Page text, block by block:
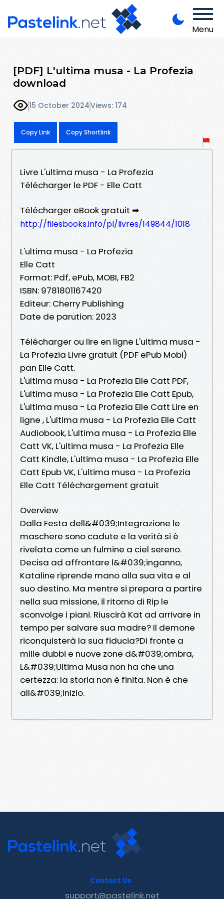
Menu
[PDF] L'ultima musa - La Profezia
download
15 October 2024Views: 174
Copy Link Copy Shortlink
Livre L'ultima musa - La Profezia
Télécharger le PDF - Elle Catt
Télécharger eBook gratuit ➡
http://filesbooks.info/pl/livres/149844/1018
L'ultima musa - La Profezia
Elle Catt
Format: Pdf, ePub, MOBI, FB2
ISBN: 9781801167420
Editeur: Cherry Publishing
Date de parution: 2023
Télécharger ou lire en ligne L'ultima musa -
La Profezia Livre gratuit (PDF ePub Mobi)
pan Elle Catt.
L'ultima musa - La Profezia Elle Catt PDF,
L'ultima musa - La Profezia Elle Catt Epub,
L'ultima musa - La Profezia Elle Catt Lire en
ligne , L'ultima musa - La Profezia Elle Catt
Audiobook, L'ultima musa - La Profezia Elle
Catt VK, L'ultima musa - La Profezia Elle
Catt Kindle, L'ultima musa - La Profezia Elle
Catt Epub VK, L'ultima musa - La Profezia
Elle Catt Téléchargement gratuit
Overview
Dalla Festa dell&#039;Integrazione le
maschere sono cadute e la verità si è
rivelata come un fulmine a ciel sereno.
Decisa ad affrontare l&#039;inganno,
Kataline riprende mano alla sua vita e al
suo destino. Ma mentre si prepara a partire
nella sua missione, il ritorno di Rip le
sconvolge i piani. Riuscirà Kat ad arrivare in
tempo per salvare sua madre? Il demone
riconquisterà la sua fiducia?Di fronte a
mille dubbi e nuove zone d&#039;ombra,
L&#039;Ultima Musa non ha che una
certezza: la storia non è finita. Non è che
all&#039;inizio.
Contact Us
support@pastelink.net